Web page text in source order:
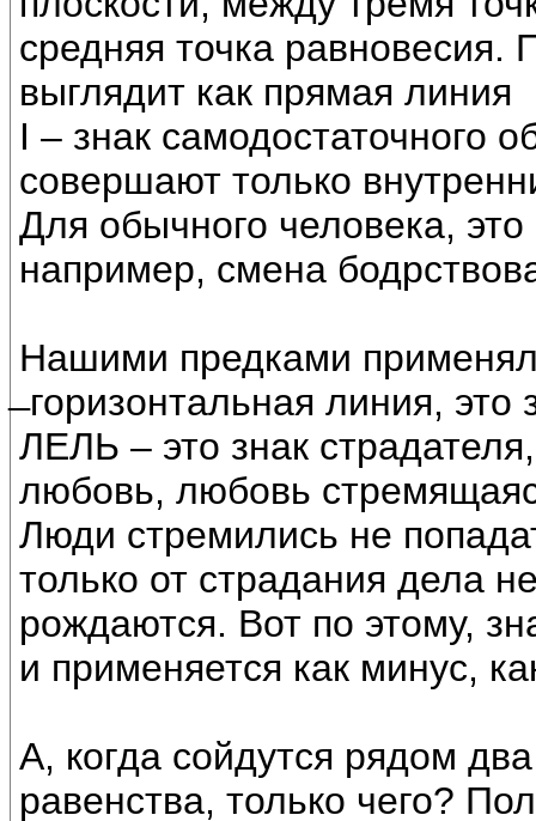
средняя точка равновесия.
выглядит как прямая линия
I – знак самодостаточного
совершают только
Для обычного человека,
например, смена
Нашими предками
горизонтальная линия, это
ЛЕЛЬ – это знак
любовь, любовь
Люди стремились не
только от страдания дела
рождаются. Вот по этому,
и применяется как минус,
А, когда сойдутся рядом
равенства, только чего?